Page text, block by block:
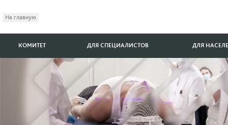
На главную
КОМИТЕТ ДЛЯ СПЕЦИАЛИСТОВ ДЛЯ